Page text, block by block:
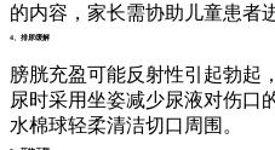
的内容，家长需协助儿童患者
4、排尿缓解
膀胱充盈可能反射性引起勃起
尿时采用坐姿减少尿液对伤口
水棉球轻柔清洁切口周围。